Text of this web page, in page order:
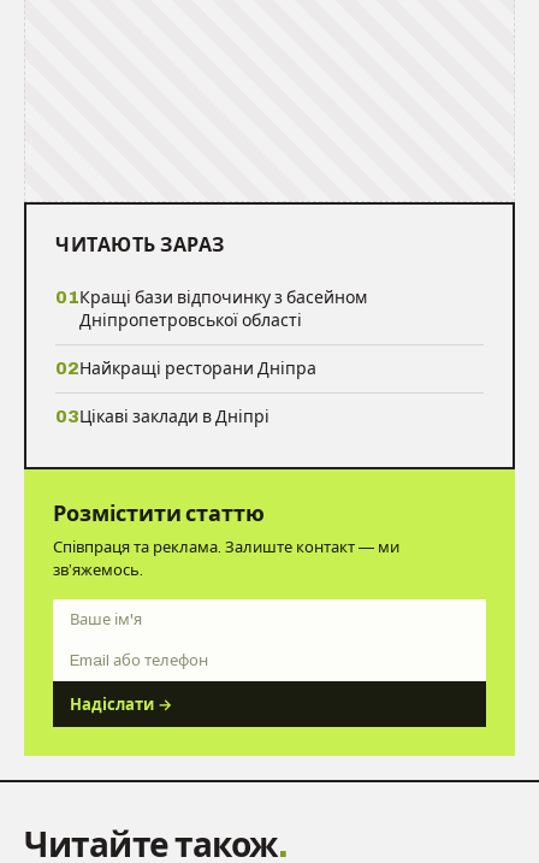
ЧИТАЮТЬ ЗАРАЗ
01 Кращі бази відпочинку з басейном
Дніпропетровської області
02 Найкращі ресторани Дніпра
03 Цікаві заклади в Дніпрі
Розмістити статтю
Співпраця та реклама. Залиште контакт — ми
зв’яжемось.
Ім'я
Контакт
Надіслати →
Читайте також.